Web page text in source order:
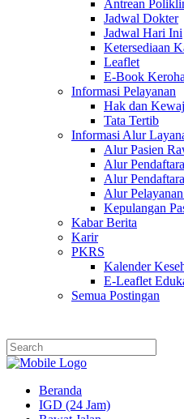
Antrean
Jadwal Dokter
Jadwal Hari Ini
Ketersediaan
Leaflet
E-Book
Informasi Pelayanan
Hak dan
Tata Tertib
Informasi Alur
Alur Pasien
Alur
Alur
Alur
Kepulangan
Kabar Berita
Karir
PKRS
Kalender
E-Leaflet
Semua Postingan
Beranda
IGD (24 Jam)